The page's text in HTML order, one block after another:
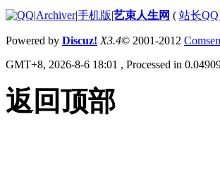
|Archiver|手机版|艺束人生网 ( 站长QQ
Powered by Discuz! X3.4© 2001-2012
GMT+8, 2026-8-6 18:01 , Processed in
返回顶部